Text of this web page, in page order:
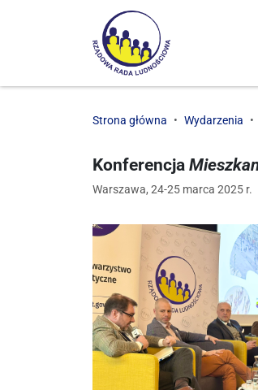
Strona główna Wydarzenia
Konferencja
Warszawa, 24-25 marca 2025 r.